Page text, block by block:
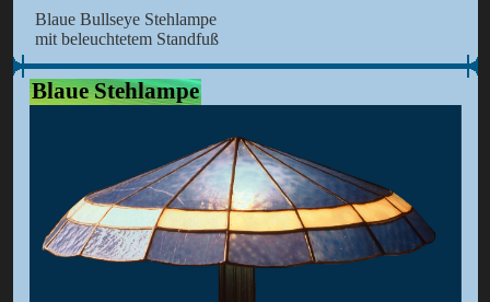
Blaue Bullseye Stehlampe
mit beleuchtetem Standfuß
Blaue Stehlampe